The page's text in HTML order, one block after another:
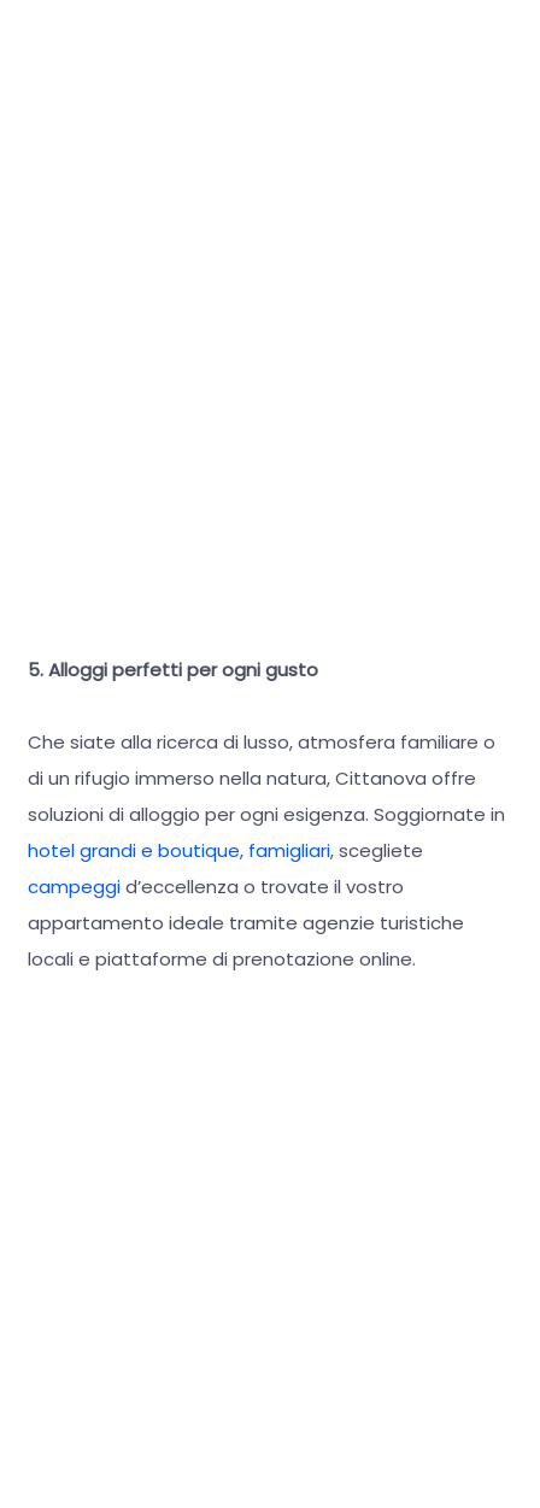
5. Alloggi perfetti per ogni gusto
Che siate alla ricerca di lusso, atmosfera familiare o
di un rifugio immerso nella natura, Cittanova offre
soluzioni di alloggio per ogni esigenza. Soggiornate in
hotel grandi e boutique, famigliari, scegliete
campeggid’eccellenza o trovate il vostro
appartamento ideale tramite agenzie turistiche
locali e piattaforme di prenotazione online.